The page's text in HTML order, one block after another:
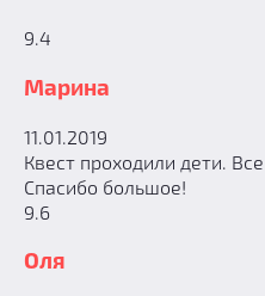
9.4
Марина
11.01.2019
Квест проходили дети.
Спасибо большое!
9.6
Оля